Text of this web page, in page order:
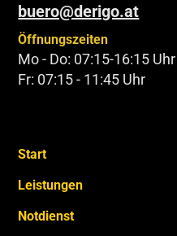
buero@derigo.at
Öffnungszeiten
Mo - Do: 07:15-16:15 Uhr
Fr: 07:15 - 11:45 Uhr
Start
Leistungen
Notdienst